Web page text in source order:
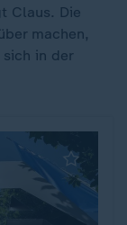
Claus. Die
machen,
in der